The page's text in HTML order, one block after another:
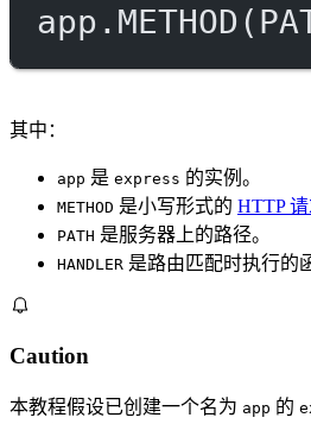
app. METHOD (
其中：
app 是 express 的实例。
METHOD 是小写形式的 HTTP
PATH 是服务器上的路径。
HANDLER 是路由匹配时执行的
Caution
本教程假设已创建一个名为 app 的